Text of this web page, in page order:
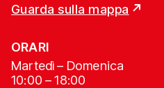
Guarda sulla mappa
ORARI
Martedì – Domenica
10:00 – 18:00